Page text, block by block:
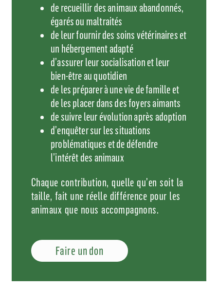
de recueillir des animaux abandonnés,
égarés ou maltraités
de leur fournir des soins vétérinaires et
un hébergement adapté
d’assurer leur socialisation et leur
bien-être au quotidien
de les préparer à une vie de famille et
de les placer dans des foyers aimants
de suivre leur évolution après adoption
d’enquêter sur les situations
problématiques et de défendre
l’intérêt des animaux
Chaque contribution, quelle qu’en soit la
taille, fait une réelle différence pour les
animaux que nous accompagnons.
Faire un don